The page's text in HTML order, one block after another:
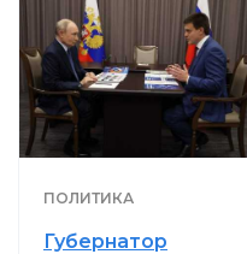
ПОЛИТИКА
Губернатор